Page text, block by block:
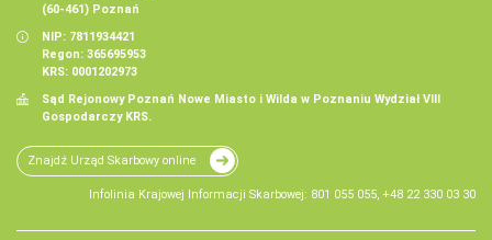
(60-461) Poznań
NIP: 7811934421
Regon: 365695953
KRS: 0001202973
Sąd Rejonowy Poznań Nowe Miasto i Wilda w Poznaniu Wydział VIII
Gospodarczy KRS.
Znajdź Urząd Skarbowy online
Infolinia Krajowej Informacji Skarbowej: 801 055 055, +48 22 330 03 30